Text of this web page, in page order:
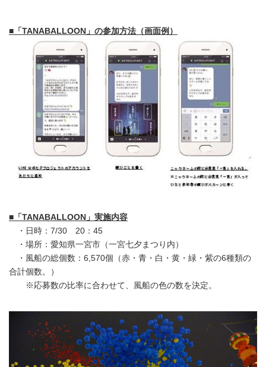
■「TANABALLOON」の参加方法（画面例）
■「TANABALLOON」実施内容
・日時：7/30 20：45
・場所：愛知県一宮市（一宮七夕まつり内）
・風船の総個数：6,570個（赤・青・白・黄・緑・紫の6種類の
合計個数。）
※応募数の比率に合わせて、風船の色の数を決定。